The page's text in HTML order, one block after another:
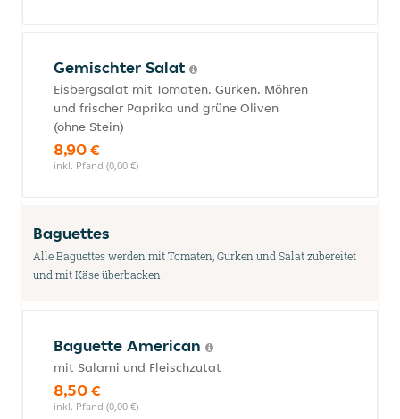
Gemischter Salat
Eisbergsalat mit Tomaten, Gurken, Möhren
und frischer Paprika und grüne Oliven
(ohne Stein)
8,90 €
inkl. Pfand (0,00 €)
Baguettes
Alle Baguettes werden mit Tomaten, Gurken und Salat zubereitet
und mit Käse überbacken
Baguette American
mit Salami und Fleischzutat
8,50 €
inkl. Pfand (0,00 €)